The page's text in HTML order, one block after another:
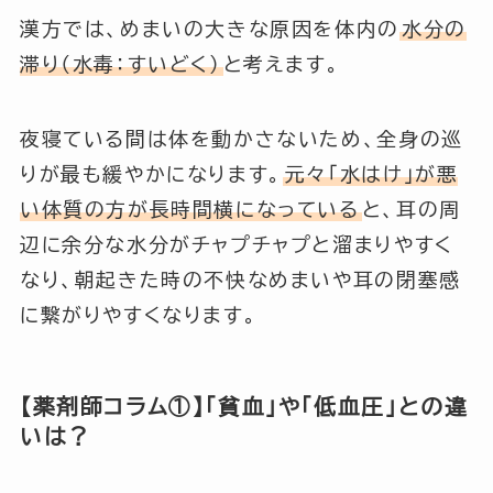
漢方では、めまいの大きな原因を体内の 水分の
滞り（水毒：すいどく）と考えます。
夜寝ている間は体を動かさないため、全身の巡
りが最も緩やかになります。 元々「水はけ」が悪
い体質の方が長時間横になっていると、耳の周
辺に余分な水分がチャプチャプと溜まりやすく
なり、朝起きた時の不快なめまいや耳の閉塞感
に繋がりやすくなります。
【薬剤師コラム①】「貧血」や「低血圧」との違
いは？